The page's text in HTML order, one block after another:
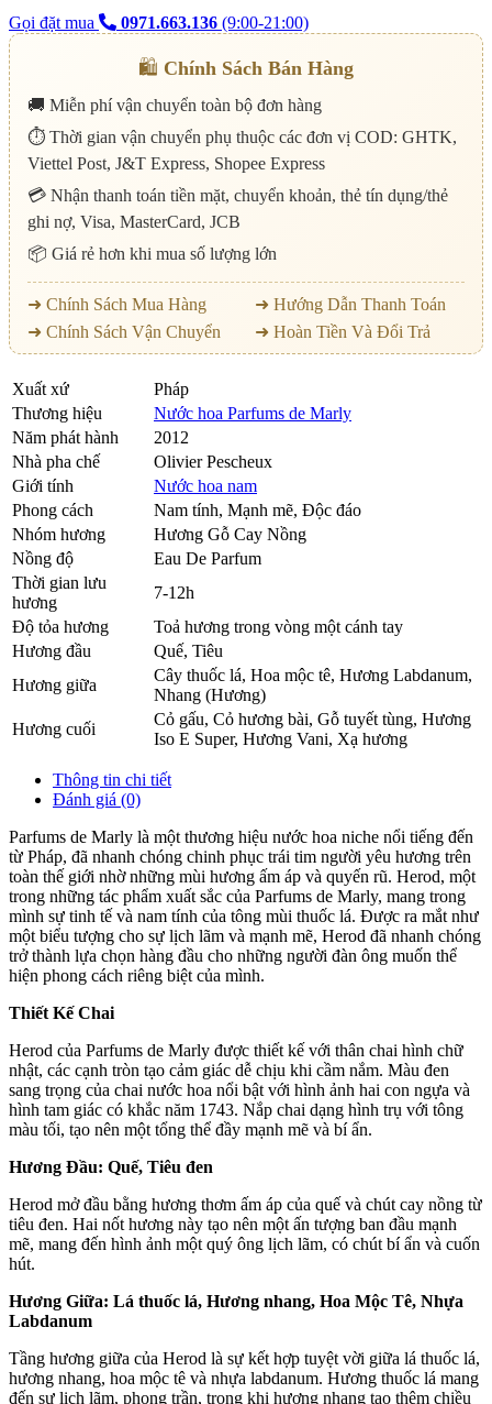
Gọi đặt mua
0971.663.136 (9:00-21:00)
🛍️ Chính Sách Bán Hàng
🚚 Miễn phí vận chuyển toàn bộ đơn hàng
⏱️ Thời gian vận chuyển phụ thuộc các đơn vị COD: GHTK,
Viettel Post, J&T Express, Shopee Express
💳 Nhận thanh toán tiền mặt, chuyển khoản, thẻ tín dụng/thẻ
ghi nợ, Visa, MasterCard, JCB
📦 Giá rẻ hơn khi mua số lượng lớn
➜ Chính Sách Mua Hàng
➜ Hướng Dẫn Thanh Toán
➜ Chính Sách Vận Chuyển
➜ Hoàn Tiền Và Đổi Trả
Xuất xứ
Pháp
Thương hiệu
Nước hoa Parfums de Marly
Năm phát hành
2012
Nhà pha chế
Olivier Pescheux
Giới tính
Nước hoa nam
Phong cách
Nam tính, Mạnh mẽ, Độc đáo
Nhóm hương
Hương Gỗ Cay Nồng
Nồng độ
Eau De Parfum
Thời gian lưu
hương
7-12h
Độ tỏa hương
Toả hương trong vòng một cánh tay
Hương đầu
Quế, Tiêu
Hương giữa
Cây thuốc lá, Hoa mộc tê, Hương Labdanum,
Nhang (Hương)
Hương cuối
Cỏ gấu, Cỏ hương bài, Gỗ tuyết tùng, Hương
Iso E Super, Hương Vani, Xạ hương
Thông tin chi tiết
Đánh giá (0)
Parfums de Marly là một thương hiệu nước hoa niche nổi tiếng đến
từ Pháp, đã nhanh chóng chinh phục trái tim người yêu hương trên
toàn thế giới nhờ những mùi hương ấm áp và quyến rũ. Herod, một
trong những tác phẩm xuất sắc của Parfums de Marly, mang trong
mình sự tinh tế và nam tính của tông mùi thuốc lá. Được ra mắt như
một biểu tượng cho sự lịch lãm và mạnh mẽ, Herod đã nhanh chóng
trở thành lựa chọn hàng đầu cho những người đàn ông muốn thể
hiện phong cách riêng biệt của mình.
Thiết Kế Chai
Herod của Parfums de Marly được thiết kế với thân chai hình chữ
nhật, các cạnh tròn tạo cảm giác dễ chịu khi cầm nắm. Màu đen
sang trọng của chai nước hoa nổi bật với hình ảnh hai con ngựa và
hình tam giác có khắc năm 1743. Nắp chai dạng hình trụ với tông
màu tối, tạo nên một tổng thể đầy mạnh mẽ và bí ẩn.
Hương Đầu: Quế, Tiêu đen
Herod mở đầu bằng hương thơm ấm áp của quế và chút cay nồng từ
tiêu đen. Hai nốt hương này tạo nên một ấn tượng ban đầu mạnh
mẽ, mang đến hình ảnh một quý ông lịch lãm, có chút bí ẩn và cuốn
hút.
Hương Giữa: Lá thuốc lá, Hương nhang, Hoa Mộc Tê, Nhựa
Labdanum
Tầng hương giữa của Herod là sự kết hợp tuyệt vời giữa lá thuốc lá,
hương nhang, hoa mộc tê và nhựa labdanum. Hương thuốc lá mang
đến sự lịch lãm, phong trần, trong khi hương nhang tạo thêm chiều